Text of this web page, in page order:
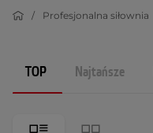
Profesjonalna siłownia
TOP Najtańsze